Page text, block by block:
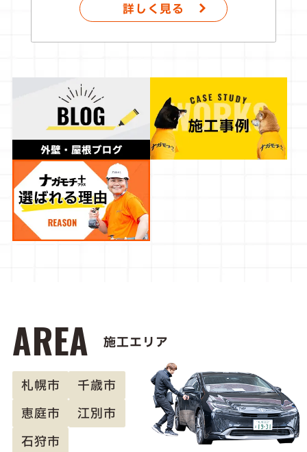
詳しく見る
AREA 施工エリア
札幌市
千歳市
恵庭市
江別市
石狩市